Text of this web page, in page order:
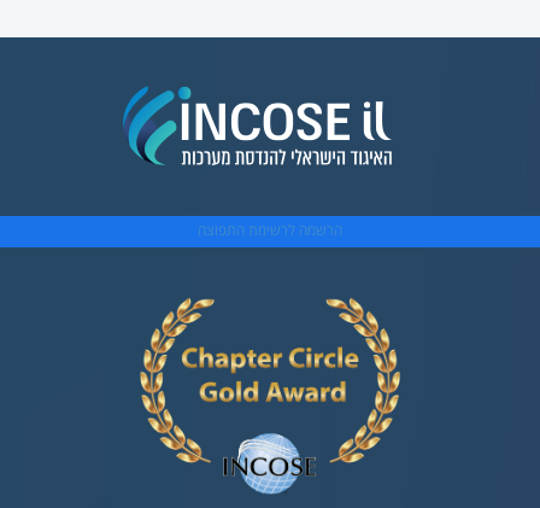
הרשמה לרשימת התפוצה